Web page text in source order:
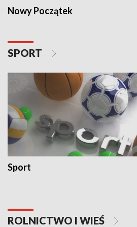
Nowy Początek
SPORT
Sport
ROLNICTWO I WIEŚ